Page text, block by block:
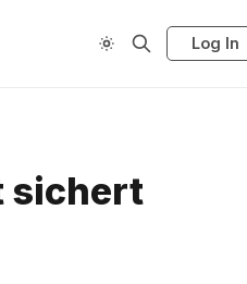
Log In
sichert